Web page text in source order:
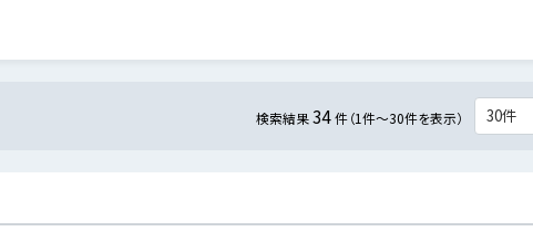
検索結果 34 件（1件～30件を表示）